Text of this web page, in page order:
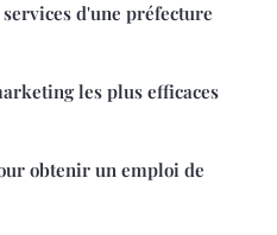
d'une préfecture
les plus efficaces
obtenir un emploi de